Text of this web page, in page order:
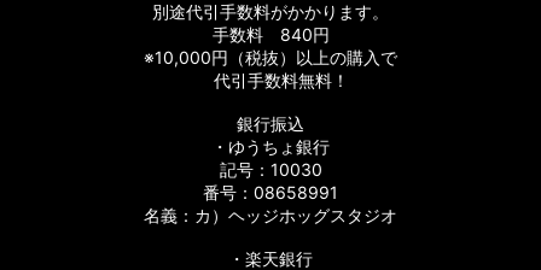
別途代引手数料がかかります。
手数料 840円
※10,000円（税抜）以上の購入で
代引手数料無料！
銀行振込
・ゆうちょ銀行
記号：10030
番号：08658991
名義：カ）ヘッジホッグスタジオ
・楽天銀行